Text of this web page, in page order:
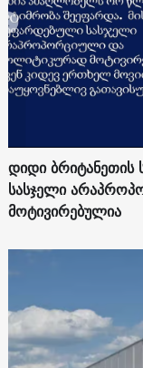
დიდი
სასჯელი
მოტივირებულია